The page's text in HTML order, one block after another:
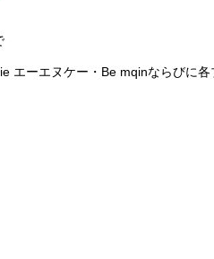
エーエヌケー・Be mqinならびに